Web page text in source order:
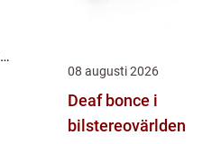
08 augusti 2026
Deaf bonce i
bilstereovärlden